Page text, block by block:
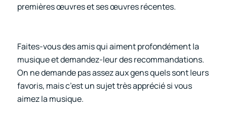
premières œuvres et ses œuvres récentes.
Faites-vous des amis qui aiment profondément la
musique et demandez-leur des recommandations.
On ne demande pas assez aux gens quels sont leurs
favoris, mais c’est un sujet très apprécié si vous
aimez la musique.